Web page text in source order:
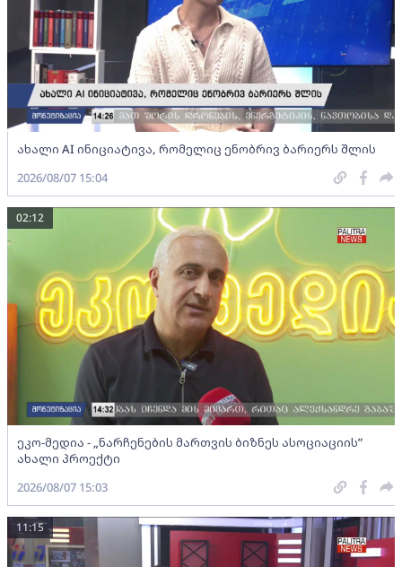
ახალი AI ინიციატივა, რომელიც ენობრივ ბარიერს შლის
2026/08/07 15:04
ეკო-მედია - „ნარჩენების მართვის ბიზნეს ასოციაციის”
ახალი პროექტი
02:12
2026/08/07 15:03
11:15